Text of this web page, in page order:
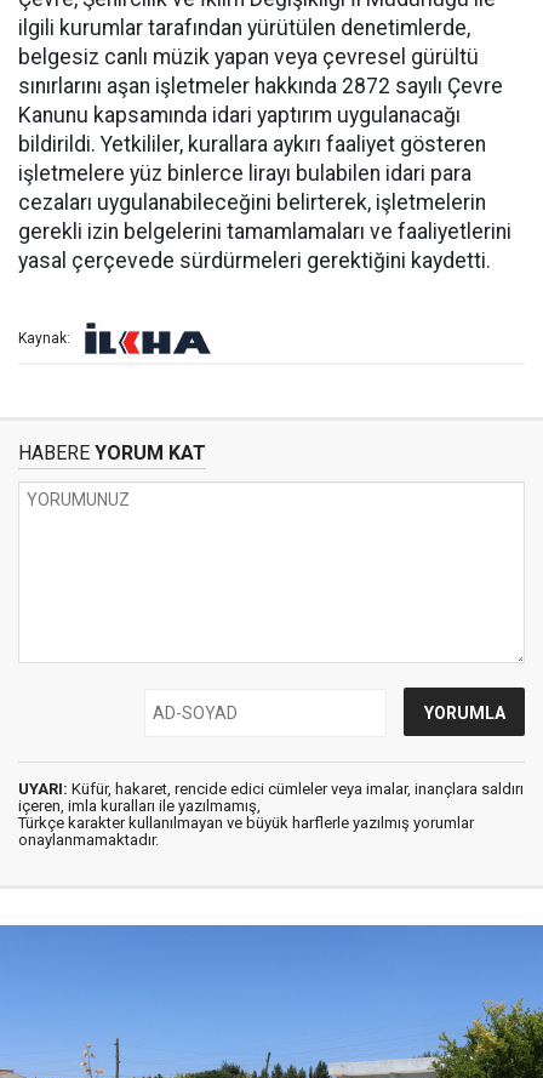
ilgili kurumlar tarafından yürütülen denetimlerde,
belgesiz canlı müzik yapan veya çevresel gürültü
sınırlarını aşan işletmeler hakkında 2872 sayılı Çevre
Kanunu kapsamında idari yaptırım uygulanacağı
bildirildi. Yetkililer, kurallara aykırı faaliyet gösteren
işletmelere yüz binlerce lirayı bulabilen idari para
cezaları uygulanabileceğini belirterek, işletmelerin
gerekli izin belgelerini tamamlamaları ve faaliyetlerini
yasal çerçevede sürdürmeleri gerektiğini kaydetti.
Kaynak:
HABERE YORUM KAT
UYARI: Küfür, hakaret, rencide edici cümleler veya imalar, inançlara saldırı
içeren, imla kuralları ile yazılmamış,
Türkçe karakter kullanılmayan ve büyük harflerle yazılmış yorumlar
onaylanmamaktadır.